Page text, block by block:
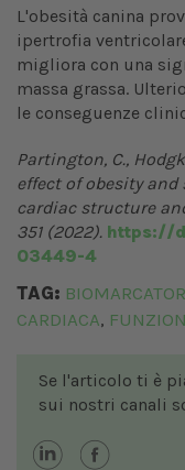
L'obesità canina
ipertrofia
migliora con una
massa grassa.
le conseguenze
Partington, C.,
effect of obesity
cardiac structure
351 (2022). https://
03449-4
TAG:
CARDIACA,
Se l'articolo ti è
sui nostri canali